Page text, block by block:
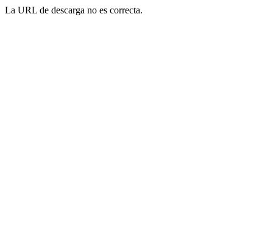
La URL de descarga no es correcta.